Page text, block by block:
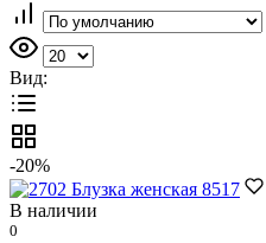
Вид:
-20%
В наличии
0